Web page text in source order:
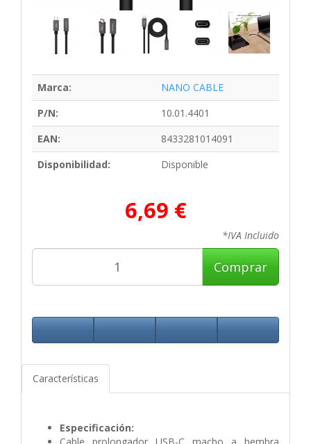
Marca:
NANO CABLE
P/N:
10.01.4401
EAN:
8433281014091
Disponibilidad:
Disponible
6,69 €
*IVA Incluido
Comprar
Características
Especificación:
Cable prolongador USB-C macho a hembra